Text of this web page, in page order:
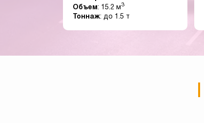
Объем: 15.2 м 3
Тоннаж: до 1.5 т